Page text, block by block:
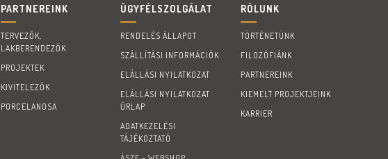
PARTNEREINK
TERVEZŐK,
LAKBERENDEZŐK
PROJEKTEK
KIVITELEZŐK
PORCELANOSA
ÜGYFÉLSZOLGÁLAT
RENDELÉS ÁLLAPOT
SZÁLLÍTÁSI INFORMÁCIÓK
ELÁLLÁSI NYILATKOZAT
ELÁLLÁSI NYILATKOZAT
ŰRLAP
ADATKEZELÉSI
TÁJÉKOZTATÓ
RÓLUNK
TÖRTÉNETÜNK
FILOZÓFIÁNK
PARTNEREINK
KIEMELT PROJEKTJEINK
KARRIER